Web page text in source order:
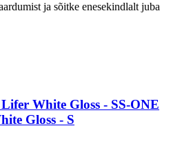
ja sõitke enesekindlalt juba
White Gloss - SS-ONE
Gloss - S